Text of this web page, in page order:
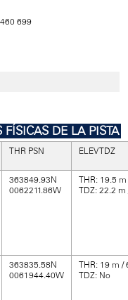
699
FÍSICAS DE LA PISTA
THR PSN ELEV TDZ
363849.93N
0062211.86W
THR: 19.5
TDZ: 22.2
363835.58N
0061944.40W
THR: 19 m /
TDZ: No